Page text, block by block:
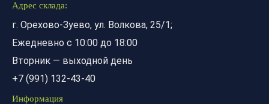
Адрес склада:
г. Орехово-Зуево, ул. Волкова, 25/1;
Ежедневно с 10:00 до 18:00
Вторник — выходной день
+7 (991) 132-43-40
Информация